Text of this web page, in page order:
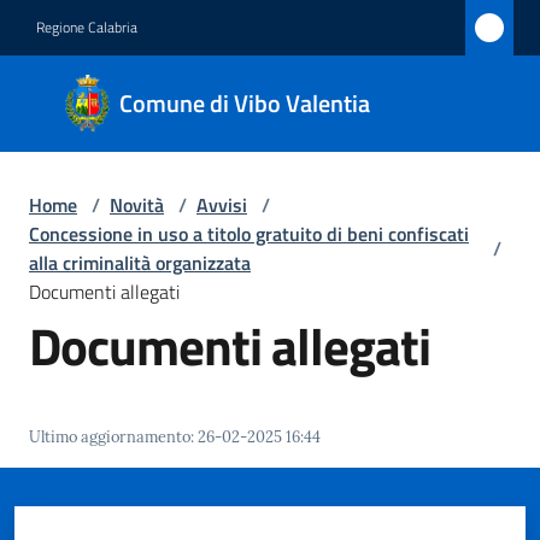
Regione Calabria
Comune di Vibo Valentia
Comune
di Vibo
Valentia
Amministrazione
Novità
Menu selezionato
Valentia
Home / Novità / Avvisi /
Concessione in uso a titolo gratuito di beni confiscati
alla criminalità organizzata
/
Documenti allegati
Documenti allegati
Ultimo aggiornamento:26-02-2025 16:44